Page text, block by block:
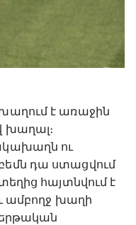
է առաջին
խաղալ։
ու
դա ստացվում
հայտնվում է
ամբողջ խաղի